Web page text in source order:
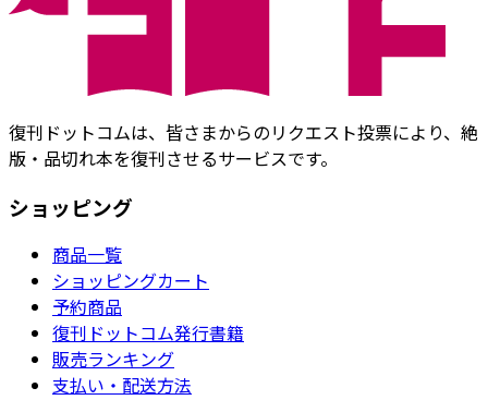
復刊ドットコムは、皆さまからのリクエスト投票により、絶
版・品切れ本を復刊させるサービスです。
ショッピング
商品一覧
ショッピングカート
予約商品
復刊ドットコム発行書籍
販売ランキング
支払い・配送方法